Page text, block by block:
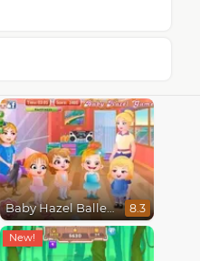
Baby Hazel Ballerina Dance 8.3